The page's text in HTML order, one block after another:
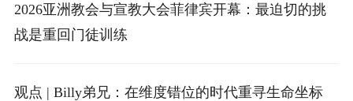
2026亚洲教会与宣教大会菲律宾开幕：最迫切的挑
战是重回门徒训练
观点 | Billy弟兄：在维度错位的时代重寻生命坐标